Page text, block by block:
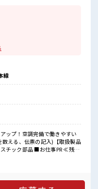
！
ど、
いきましょう！
なのはウレシイPoint☆
線
ップ！空調完備で働きやすい
える、伝票の記入)【取扱製品
■お仕事PR ≪残業
れる方にオススメ。 残業は月
日の服装の悩み解消♪ ≪未経験